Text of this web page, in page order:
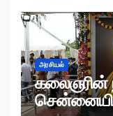
அரசியல்
கலைஞரின்